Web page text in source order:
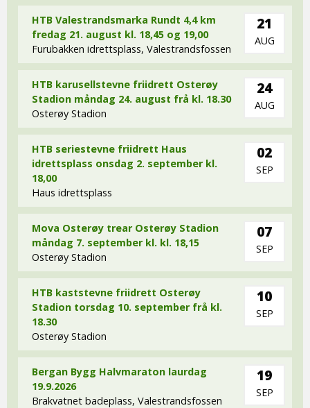
HTB Valestrandsmarka Rundt 4,4 km
fredag 21. august kl. 18,45 og 19,00
Furubakken idrettsplass, Valestrandsfossen
21
AUG
HTB karusellstevne friidrett Osterøy
Stadion måndag 24. august frå kl. 18.30
Osterøy Stadion
24
AUG
HTB seriestevne friidrett Haus
idrettsplass onsdag 2. september kl.
18,00
Haus idrettsplass
02
SEP
Mova Osterøy trear Osterøy Stadion
måndag 7. september kl. kl. 18,15
Osterøy Stadion
07
SEP
HTB kaststevne friidrett Osterøy
Stadion torsdag 10. september frå kl.
18.30
Osterøy Stadion
10
SEP
Bergan Bygg Halvmaraton laurdag
19.9.2026
Brakvatnet badeplass, Valestrandsfossen
19
SEP